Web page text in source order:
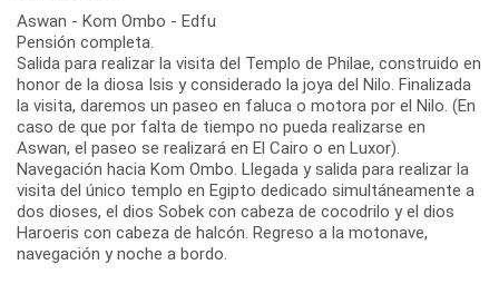
Aswan - Kom Ombo - Edfu
Pensión completa.
Salida para realizar la visita del Templo de Philae, construido en
honor de la diosa Isis y considerado la joya del Nilo. Finalizada
la visita, daremos un paseo en faluca o motora por el Nilo. (En
caso de que por falta de tiempo no pueda realizarse en
Aswan, el paseo se realizará en El Cairo o en Luxor).
Navegación hacia Kom Ombo. Llegada y salida para realizar la
visita del único templo en Egipto dedicado simultáneamente a
dos dioses, el dios Sobek con cabeza de cocodrilo y el dios
Haroeris con cabeza de halcón. Regreso a la motonave,
navegación y noche a bordo.